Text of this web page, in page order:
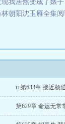
我居然变成了婊子
林朝阳沈玉雁全集
u 第633章 接近杨
第629章 命运无常